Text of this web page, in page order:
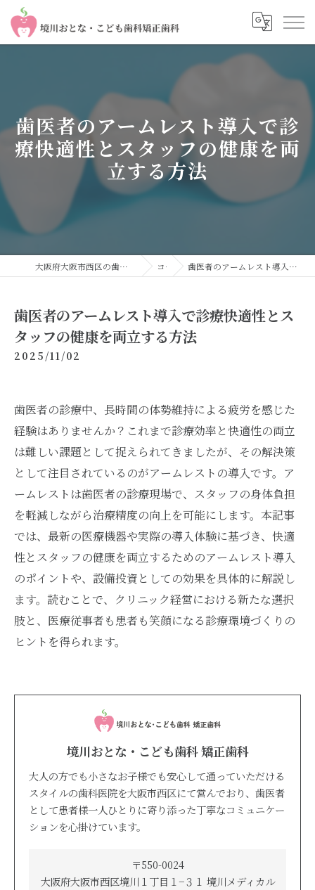
歯医者のアームレスト導入で診
療快適性とスタッフの健康を両
立する方法
大阪府大阪市西区の歯医者なら境川おとな・こども歯科 矯正歯科 コラム 歯医者のアームレスト導入で診療快適性とスタッフの健康を両立する方法
歯医者のアームレスト導入で診療快適性とス
タッフの健康を両立する方法
2025/11/02
歯医者の診療中、長時間の体勢維持による疲労を感じた
経験はありませんか？これまで診療効率と快適性の両立
は難しい課題として捉えられてきましたが、その解決策
として注目されているのがアームレストの導入です。ア
ームレストは歯医者の診療現場で、スタッフの身体負担
を軽減しながら治療精度の向上を可能にします。本記事
では、最新の医療機器や実際の導入体験に基づき、快適
性とスタッフの健康を両立するためのアームレスト導入
のポイントや、設備投資としての効果を具体的に解説し
ます。読むことで、クリニック経営における新たな選択
肢と、医療従事者も患者も笑顔になる診療環境づくりの
ヒントを得られます。
境川おとな・こども歯科 矯正歯科
大人の方でも小さなお子様でも安心して通っていただける
スタイルの歯科医院を大阪市西区にて営んでおり、歯医者
として患者様一人ひとりに寄り添った丁寧なコミュニケー
ションを心掛けています。
〒550-0024
大阪府大阪市西区境川１丁目１−３１ 境川メディカル